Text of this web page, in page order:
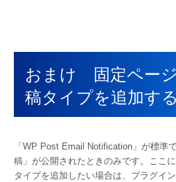
おまけ 固定ペー
稿タイプを追加す
「WP Post Email Notification」が標準
稿」が公開されたときのみです。ここ
タイプを追加したい場合は、プラグイ